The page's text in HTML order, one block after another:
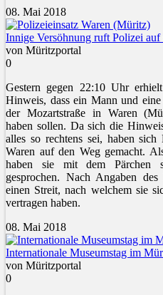
08. Mai 2018
Innige Versöhnung ruft Polizei auf
von Müritzportal
0
Gestern gegen 22:10 Uhr
Hinweis, dass ein Mann und
der Mozartstraße in Waren
haben sollen. Da sich die
alles so rechtens sei, haben
Waren auf den Weg gemacht.
haben sie mit dem Pärchen
gesprochen. Nach Angaben
einen Streit, nach welchem sie
vertragen haben.
08. Mai 2018
Internationale Museumstag im
von Müritzportal
0